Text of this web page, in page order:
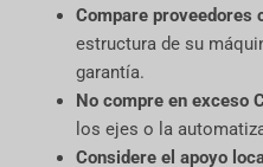
Compare proveedores
estructura de su
garantía.
No compre en exceso
los ejes o la
Considere el apoyo